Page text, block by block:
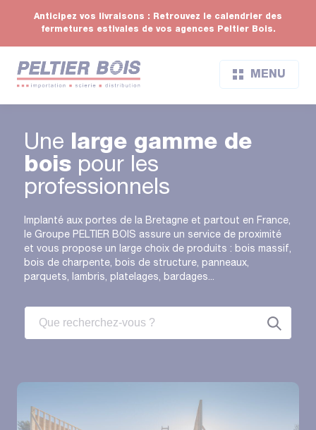
Anticipez vos livraisons : Retrouvez le calendrier des
fermetures estivales de vos agences Peltier Bois.
MENU
Une large gamme de
boispour les
professionnels
Implanté aux portes de la Bretagne et partout en France,
le Groupe PELTIER BOIS assure un service de proximité
et vous propose un large choix de produits : bois massif,
bois de charpente, bois de structure, panneaux,
parquets, lambris, platelages, bardages...